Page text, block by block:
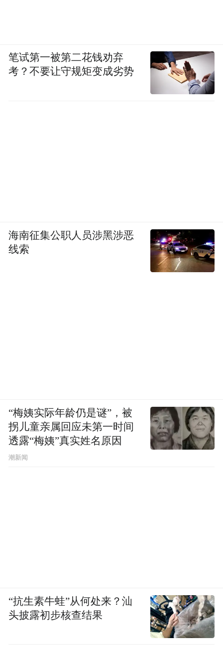
笔试第一被第二花钱劝弃
考？不要让守规矩变成劣势
海南征集公职人员涉黑涉恶
线索
“梅姨实际年龄仍是谜”，被
拐儿童亲属回应未第一时间
透露“梅姨”真实姓名原因
潮新闻
“抗生素牛蛙”从何处来？汕
头披露初步核查结果